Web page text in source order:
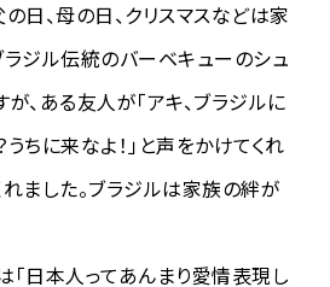
日、母の日、クリスマスなどは家
ラジル伝統のバーベキューのシュ
、ある友人が「アキ、ブラジルに
ちに来なよ！」と声をかけてくれ
ました。ブラジルは家族の絆が
「日本人ってあんまり愛情表現し